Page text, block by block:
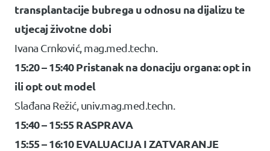
transplantacije bubrega u odnosu na dijalizu te
utjecaj životne dobi
Ivana Crnković, mag.med.techn.
15:20 – 15:40 Pristanak na donaciju organa: opt in
ili opt out model
Slađana Režić, univ.mag.med.techn.
15:40 – 15:55 RASPRAVA
15:55 – 16:10 EVALUACIJA I ZATVARANJE